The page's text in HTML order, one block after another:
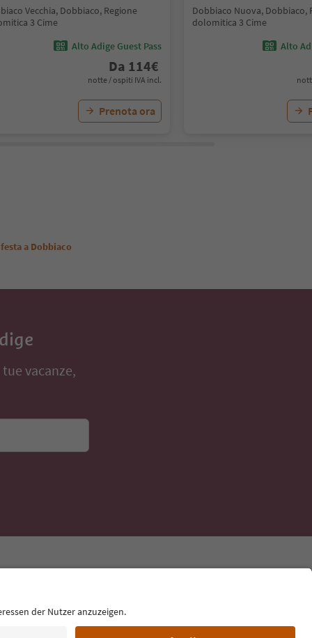
Vecchia, Dobbiaco, Regione
3 Cime
Alto Adige Guest Pass
Da 114€
notte / ospiti IVA incl.
Prenota ora
Dobbiaco Nuova, Dobbiaco,
dolomitica 3 Cime
Alto
a Dobbiaco
vacanze,